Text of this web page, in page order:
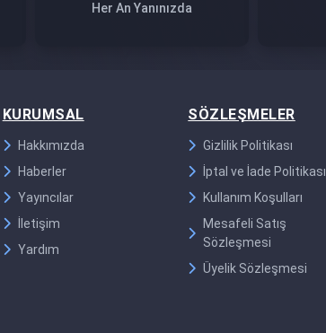
Her An Yanınızda
KURUMSAL
Hakkımızda
Haberler
Yayıncılar
İletişim
Yardım
SÖZLEŞMELER
Gizlilik Politikası
İptal ve İade Politikası
Kullanım Koşulları
Mesafeli Satış
Sözleşmesi
Üyelik Sözleşmesi